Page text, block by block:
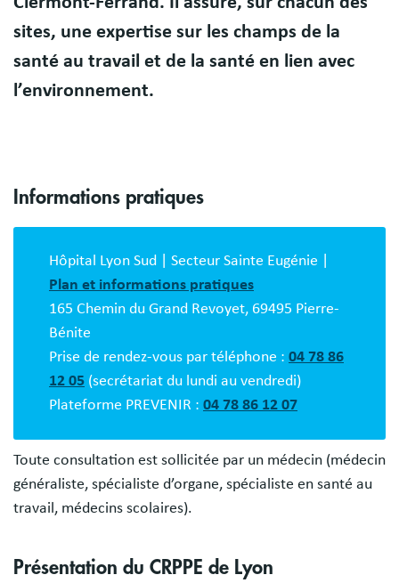
sites, une expertise sur les champs de la
santé au travail et de la santé en lien avec
l’environnement.
Bloc
description
Informations pratiques
Hôpital Lyon Sud | Secteur Sainte Eugénie |
Plan et informations pratiques
165 Chemin du Grand Revoyet, 69495 Pierre-
Bénite
Prise de rendez-vous par téléphone : 04 78 86
12 05 (secrétariat du lundi au vendredi)
Plateforme PREVENIR : 04 78 86 12 07
Toute consultation est sollicitée par un médecin (médecin
généraliste, spécialiste d’organe, spécialiste en santé au
travail, médecins scolaires).
Présentation du CRPPE de Lyon